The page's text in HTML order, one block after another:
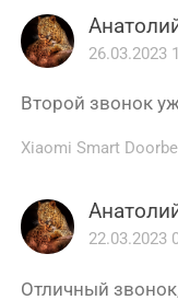
26.03.2023
Второй звонок
Xiaomi Smart
22.03.2023
Отличный